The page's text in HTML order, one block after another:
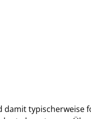
typischerweise